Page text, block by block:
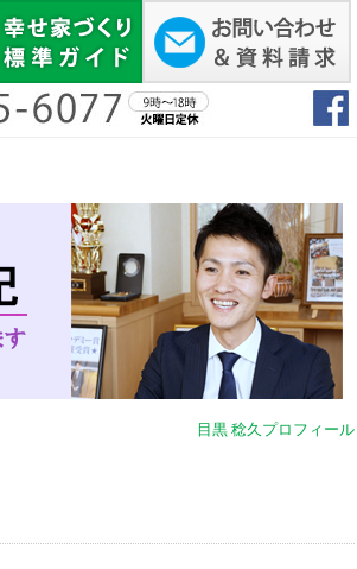
目黒 稔久プロフィール